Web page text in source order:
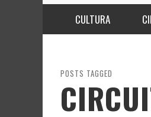
CULTURA
ARTES ESCÉNICAS
MODA
INNOVACIÓN
CIENCIAS DE LA TIERRA
POSTS TAGGED